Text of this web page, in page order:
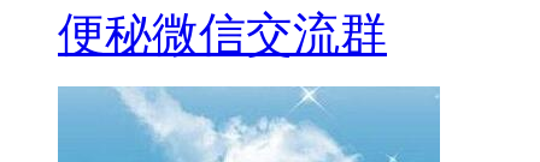
便秘微信交流群